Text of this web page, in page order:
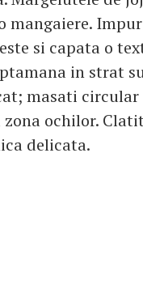
mangaiere.
si capata o
in strat
masati circular
ochilor.
delicata.